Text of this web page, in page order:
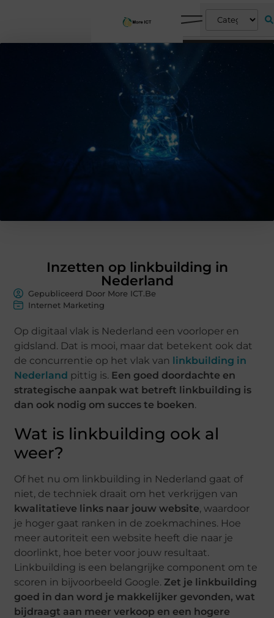
Inzetten op linkbuilding in
Nederland
Gepubliceerd Door More ICT.Be
Internet Marketing
Op digitaal vlak is Nederland een voorloper en
gidsland. Dat is mooi, maar dat betekent ook dat
de concurrentie op het vlak van linkbuilding in
Nederland pittig is. Een goed doordachte en
strategische aanpak wat betreft linkbuilding is
dan ook nodig om succes te boeken.
Wat is linkbuilding ook al
weer?
Of het nu om linkbuilding in Nederland gaat of
niet, de techniek draait om het verkrijgen van
kwalitatieve links naar jouw website, waardoor
je hoger gaat ranken in de zoekmachines. Hoe
meer autoriteit een website heeft die naar je
doorlinkt, hoe beter voor jouw resultaat.
Linkbuilding is een belangrijke component om te
scoren in bijvoorbeeld Google. Zet je linkbuilding
goed in dan word je makkelijker gevonden, wat
bijdraagt aan meer verkoop en een hogere